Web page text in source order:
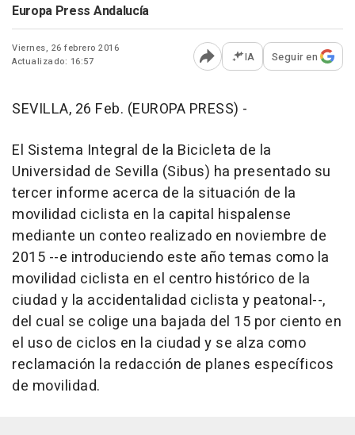
Europa Press Andalucía
Viernes, 26 febrero 2016
Actualizado: 16:57
Abrir opciones para
IA Seguir en
SEVILLA, 26 Feb. (EUROPA PRESS) -
El Sistema Integral de la Bicicleta de la
Universidad de Sevilla (Sibus) ha presentado su
tercer informe acerca de la situación de la
movilidad ciclista en la capital hispalense
mediante un conteo realizado en noviembre de
2015 --e introduciendo este año temas como la
movilidad ciclista en el centro histórico de la
ciudad y la accidentalidad ciclista y peatonal--,
del cual se colige una bajada del 15 por ciento en
el uso de ciclos en la ciudad y se alza como
reclamación la redacción de planes específicos
de movilidad.